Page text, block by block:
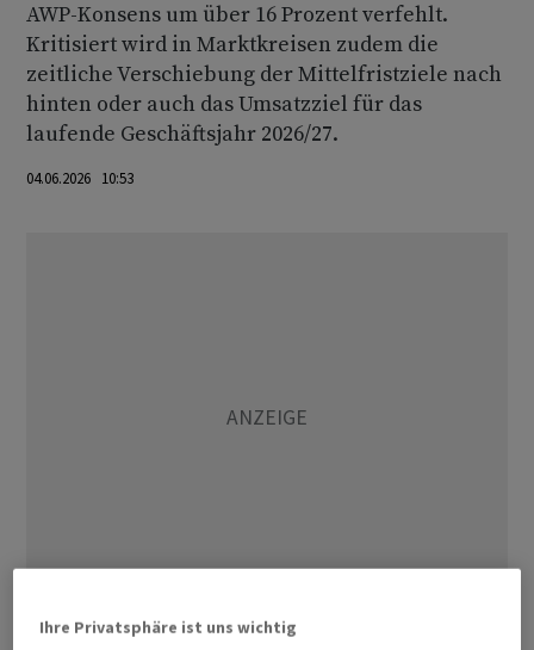
AWP-Konsens um über 16 Prozent verfehlt.
Kritisiert wird in Marktkreisen zudem die
zeitliche Verschiebung der Mittelfristziele nach
hinten oder auch das Umsatzziel für das
laufende Geschäftsjahr 2026/27.
04.06.2026 10:53
Gegen 10.50 Uhr fallen BC um 8,8 Prozent auf 466
Ihre Privatsphäre ist uns wichtig